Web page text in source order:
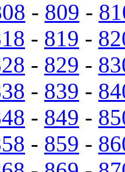
- 809 -
- 819 -
- 829 -
- 839 -
- 849 -
- 859 -